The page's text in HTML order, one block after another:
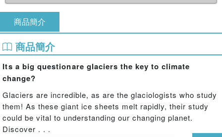
商品簡介
商品簡介
Its a big questionare glaciers the key to climate
change?
Glaciers are incredible, as are the glaciologists who study
them! As these giant ice sheets melt rapidly, their study
could be vital to understanding our changing planet.
Discover . . .